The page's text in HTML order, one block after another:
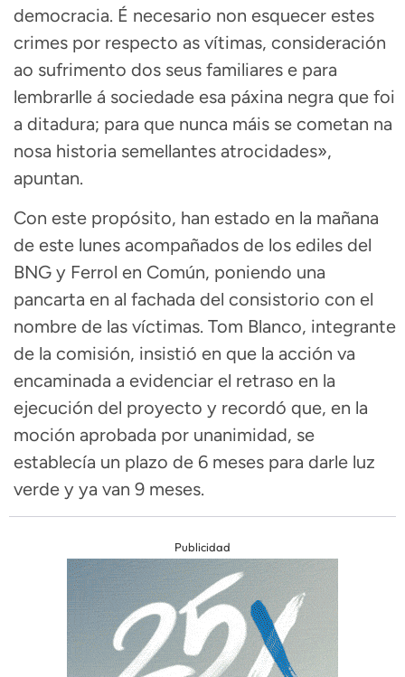
democracia. É necesario non esquecer estes
crimes por respecto as vítimas, consideración
ao sufrimento dos seus familiares e para
lembrarlle á sociedade esa páxina negra que foi
a ditadura; para que nunca máis se cometan na
nosa historia semellantes atrocidades»,
apuntan.
Con este propósito, han estado en la mañana
de este lunes acompañados de los ediles del
BNG y Ferrol en Común, poniendo una
pancarta en al fachada del consistorio con el
nombre de las víctimas. Tom Blanco, integrante
de la comisión, insistió en que la acción va
encaminada a evidenciar el retraso en la
ejecución del proyecto y recordó que, en la
moción aprobada por unanimidad, se
establecía un plazo de 6 meses para darle luz
verde y ya van 9 meses.
Publicidad